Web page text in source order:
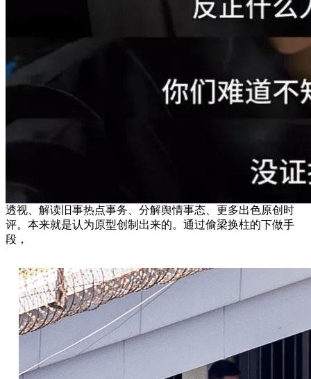
透视、解读旧事热点事务、分解舆情事态、更多出色原创时
评。本来就是认为原型创制出来的。通过偷梁换柱的下做手
段，